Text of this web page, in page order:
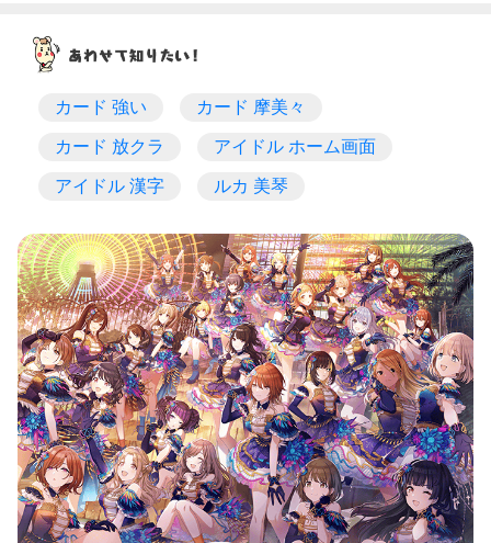
カード 強い カード 摩美々
カード 放クラ アイドル ホーム画面
アイドル 漢字 ルカ 美琴